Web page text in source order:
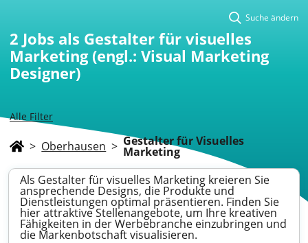
Alle Filter
Suche ändern
2 Jobs als Gestalter für visuelles
Marketing (engl.: Visual Marketing
Designer)
> Oberhausen > Gestalter für Visuelles
Marketing
Als Gestalter für visuelles Marketing kreieren Sie
ansprechende Designs, die Produkte und
Dienstleistungen optimal präsentieren. Finden Sie
hier attraktive Stellenangebote, um Ihre kreativen
Fähigkeiten in der Werbebranche einzubringen und
die Markenbotschaft visualisieren.